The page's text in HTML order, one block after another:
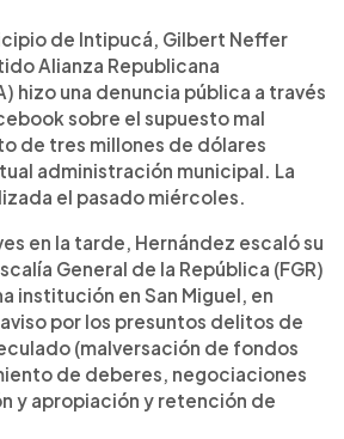
de Intipucá, Gilbert Neffer
Alianza Republicana
hizo una denuncia pública a través
sobre el supuesto mal
de tres millones de dólares
administración municipal. La
el pasado miércoles.
en la tarde, Hernández escaló su
General de la República (FGR)
institución en San Miguel, en
por los presuntos delitos de
(malversación de fondos
de deberes, negociaciones
y apropiación y retención de